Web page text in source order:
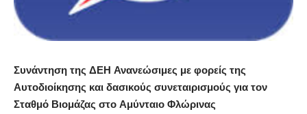
Συνάντηση της ΔΕΗ Ανανεώσιμες με φορείς της
Αυτοδιοίκησης και δασικούς συνεταιρισμούς για τον
Σταθμό Βιομάζας στο Αμύνταιο Φλώρινας